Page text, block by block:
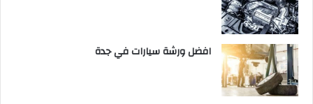
افضل ورشة سيارات في جدة